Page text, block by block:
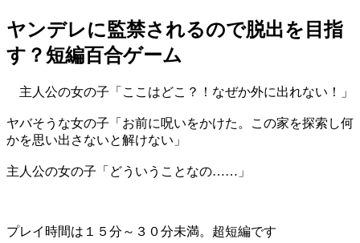
ヤンデレに監禁されるので脱出を目指
す？短編百合ゲーム
主人公の女の子「ここはどこ？！なぜか外に出れない！」
ヤバそうな女の子「お前に呪いをかけた。この家を探索し何
かを思い出さないと解けない」
主人公の女の子「どういうことなの……」
プレイ時間は１５分～３０分未満。超短編です